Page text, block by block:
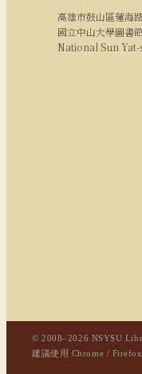
高雄市鼓山區蓮海
國立中山大學圖書
National Sun
© 2008–2026 NSYSU
建議使用 Chrome /